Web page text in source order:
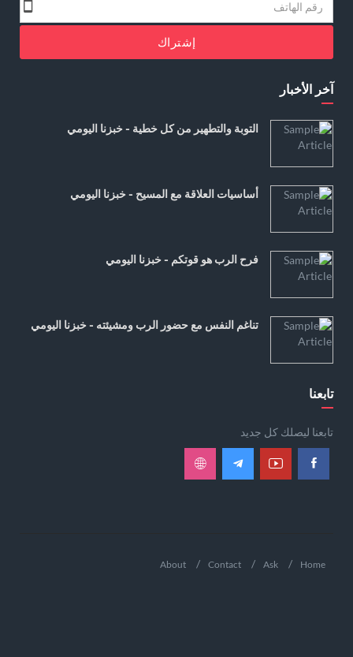
إشتراك
آخر الأخبار
التوبة والتطهير من كل خطية - خبزنا اليومي
أساسيات العلاقة مع المسيح - خبزنا اليومي
فرح الرب هو قوتكم - خبزنا اليومي
تناغم النفس مع حضور الرب ومشيئته - خبزنا اليومي
تابعنا
تابعنا ليصلك كل جديد
Home
Ask
Contact
About